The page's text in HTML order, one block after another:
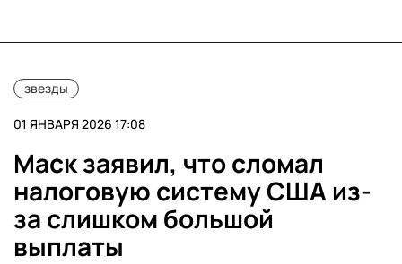
звезды
01 ЯНВАРЯ 2026 17:08
Маск заявил, что сломал
налоговую систему США из-
за слишком большой
выплаты